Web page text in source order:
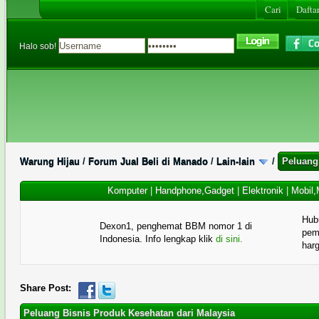
Cari
Halo sob!
Warung Hijau / Forum Jual Beli di Manado / Lain-lain /
Komputer| Handphone,Gadget| Elektronik|
Dexon1, penghemat BBM nomor 1 di
Indonesia. Info lengkap klik di sini.
Share Post:
Peluang Bisnis Produk Kesehatan dari Malaysia